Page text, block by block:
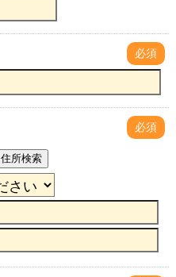
必須
必須
住所検索